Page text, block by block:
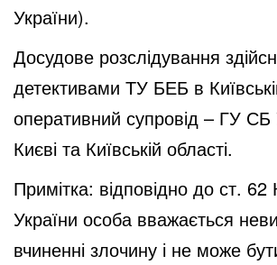
України).
Досудове розслідування
детективами ТУ БЕБ в
оперативний супровід – ГУ СБ
Києві та Київській області.
Примітка: відповідно до ст. 62
України особа вважається
вчиненні злочину і не може